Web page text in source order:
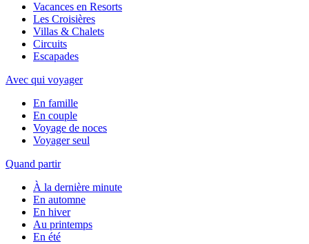
Vacances en Resorts
Les Croisières
Villas & Chalets
Circuits
Escapades
Avec qui voyager
En famille
En couple
Voyage de noces
Voyager seul
Quand partir
À la dernière minute
En automne
En hiver
Au printemps
En été